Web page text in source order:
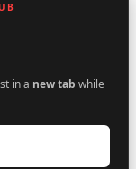
in a new tab while